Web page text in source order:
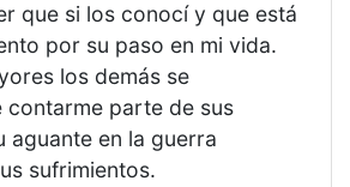
que si los conocí y que está
por su paso en mi vida.
los demás se
contarme parte de sus
aguante en la guerra
sufrimientos.